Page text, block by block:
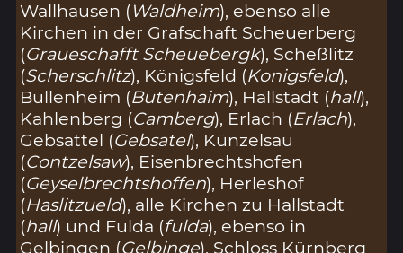
Wallhausen (Waldheim), ebenso alle
Kirchen in der Grafschaft Scheuerberg
(Graueschafft Scheuebergk), Scheßlitz
(Scherschlitz), Königsfeld (Konigsfeld),
Bullenheim (Butenhaim), Hallstadt (hall),
Kahlenberg (Camberg), Erlach (Erlach),
Gebsattel (Gebsatel), Künzelsau
(Contzelsaw), Eisenbrechtshofen
(Geyselbrechtshoffen), Herleshof
(Haslitzueld), alle Kirchen zu Hallstadt
(hall) und Fulda (fulda), ebenso in
Gelbingen (Gelbinge), Schloss Kürnberg